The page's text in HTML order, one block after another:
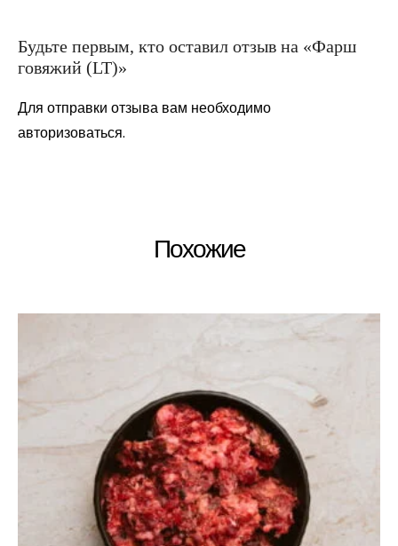
Будьте первым, кто оставил отзыв на «Фарш
говяжий (LT)»
Для отправки отзыва вам необходимо
авторизоваться.
Похожие